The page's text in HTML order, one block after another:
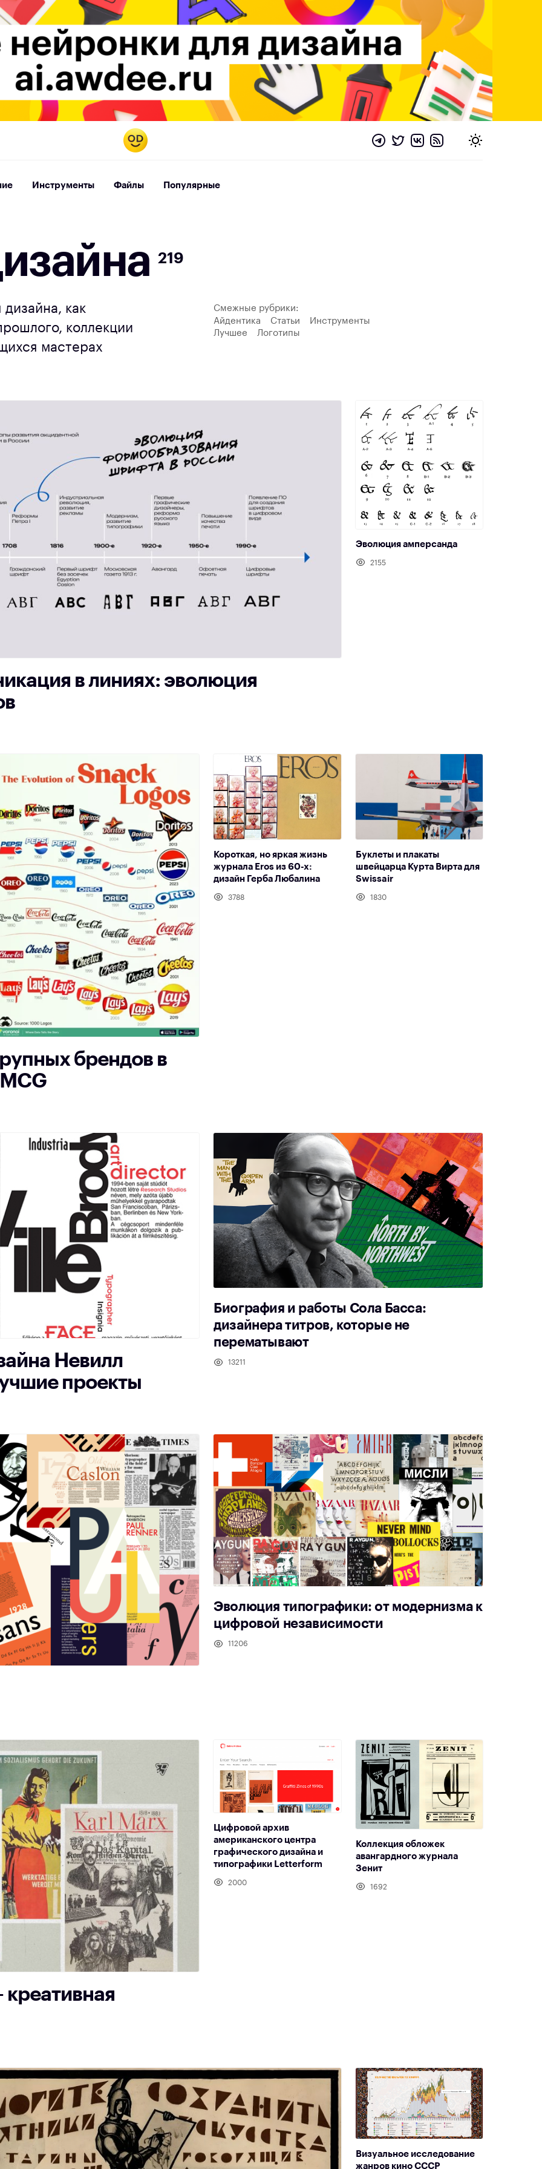
Инструменты Файлы Популярные
изайна 219
как
коллекции
мастерах
Смежные рубрики:
Айдентика
Статьи
Инструменты
Лучшее
Логотипы
в линиях: эволюция
Эволюция амперсанда
2155
брендов в
Короткая, но яркая жизнь
журнала Eros из 60-х:
дизайн Герба Любалина
3788
Буклеты и плакаты
швейцарца Курта Вирта для
Swissair
1830
Невилл
проекты
Биография и работы Сола Басса:
дизайнера титров, которые не
перематывают
13211
Эволюция типографики: от модернизма к
цифровой независимости
11206
Цифровой архив
американского центра
графического дизайна и
типографики Letterform
2000
Коллекция обложек
авангардного журнала
Зенит
1692
Визуальное исследование
жанров кино СССР